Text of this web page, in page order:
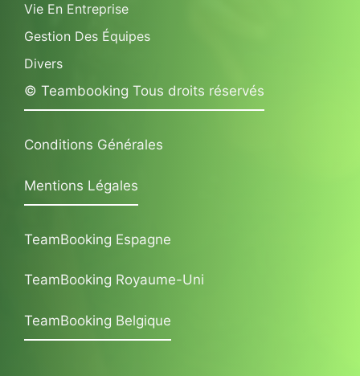
Vie En Entreprise
Gestion Des Équipes
Divers
© Teambooking Tous droits réservés
Conditions Générales
Mentions Légales
TeamBooking Espagne
TeamBooking Royaume-Uni
TeamBooking Belgique